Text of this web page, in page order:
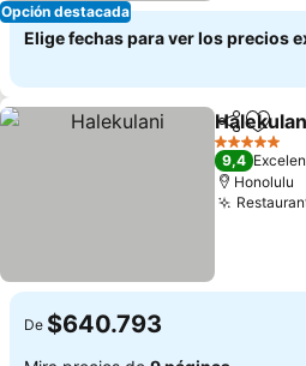
Opción destacada
Elige fechas para ver los precios
Compartir
5 Estrellas
9,4
Honolulu
De $640.793